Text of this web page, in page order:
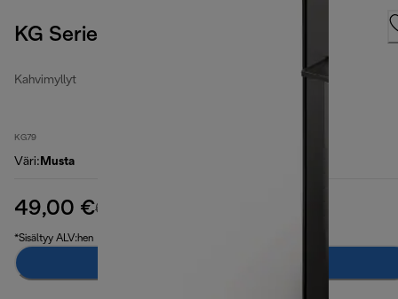
KG Series, Black
Kahvimyllyt
KG79
Väri: Musta
49,00 €68,00 €
*Sisältyy ALV:hen